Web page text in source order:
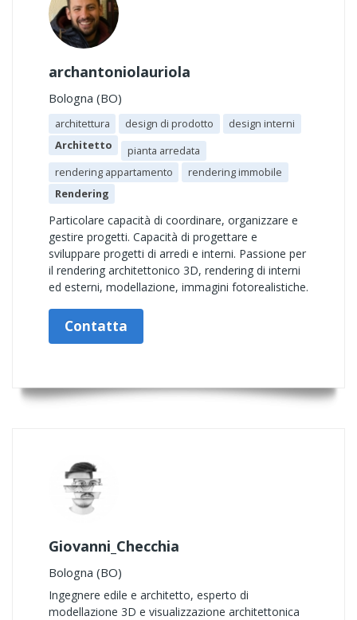
archantoniolauriola
Bologna (BO)
architettura design di prodotto
design interni
Architetto
pianta arredata
rendering appartamento
rendering immobile
Rendering
Particolare capacità di coordinare, organizzare e
gestire progetti. Capacità di progettare e
sviluppare progetti di arredi e interni. Passione per
il rendering architettonico 3D, rendering di interni
ed esterni, modellazione, immagini fotorealistiche.
Contatta
Giovanni_Checchia
Bologna (BO)
Ingegnere edile e architetto, esperto di
modellazione 3D e visualizzazione architettonica